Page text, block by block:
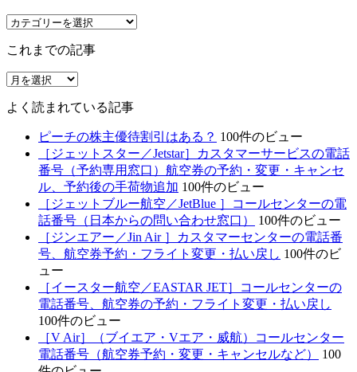
カ
ゴ
リ
ー
これまでの記事
こ
ま
よく読まれている記事
ピーチの株主優待割引はある？ 100件のビュー
［ジェットスター／Jetstar］カスタマーサービスの電話
番号（予約専用窓口）航空券の予約・変更・キャンセ
ル、予約後の手荷物追加 100件のビュー
［ジェットブルー航空／JetBlue ］コールセンターの電
話番号（日本からの問い合わせ窓口）
100件のビュー
［ジンエアー／Jin Air ］カスタマーセンターの電話番
号、航空券予約・フライト変更・払い戻し 100件のビ
ュー
［イースター航空／EASTAR JET］コールセンターの
電話番号、航空券の予約・フライト変更・払い戻し
100件のビュー
［V Air］（ブイエア・Vエア・威航）コールセンター
電話番号（航空券予約・変更・キャンセルなど）
100